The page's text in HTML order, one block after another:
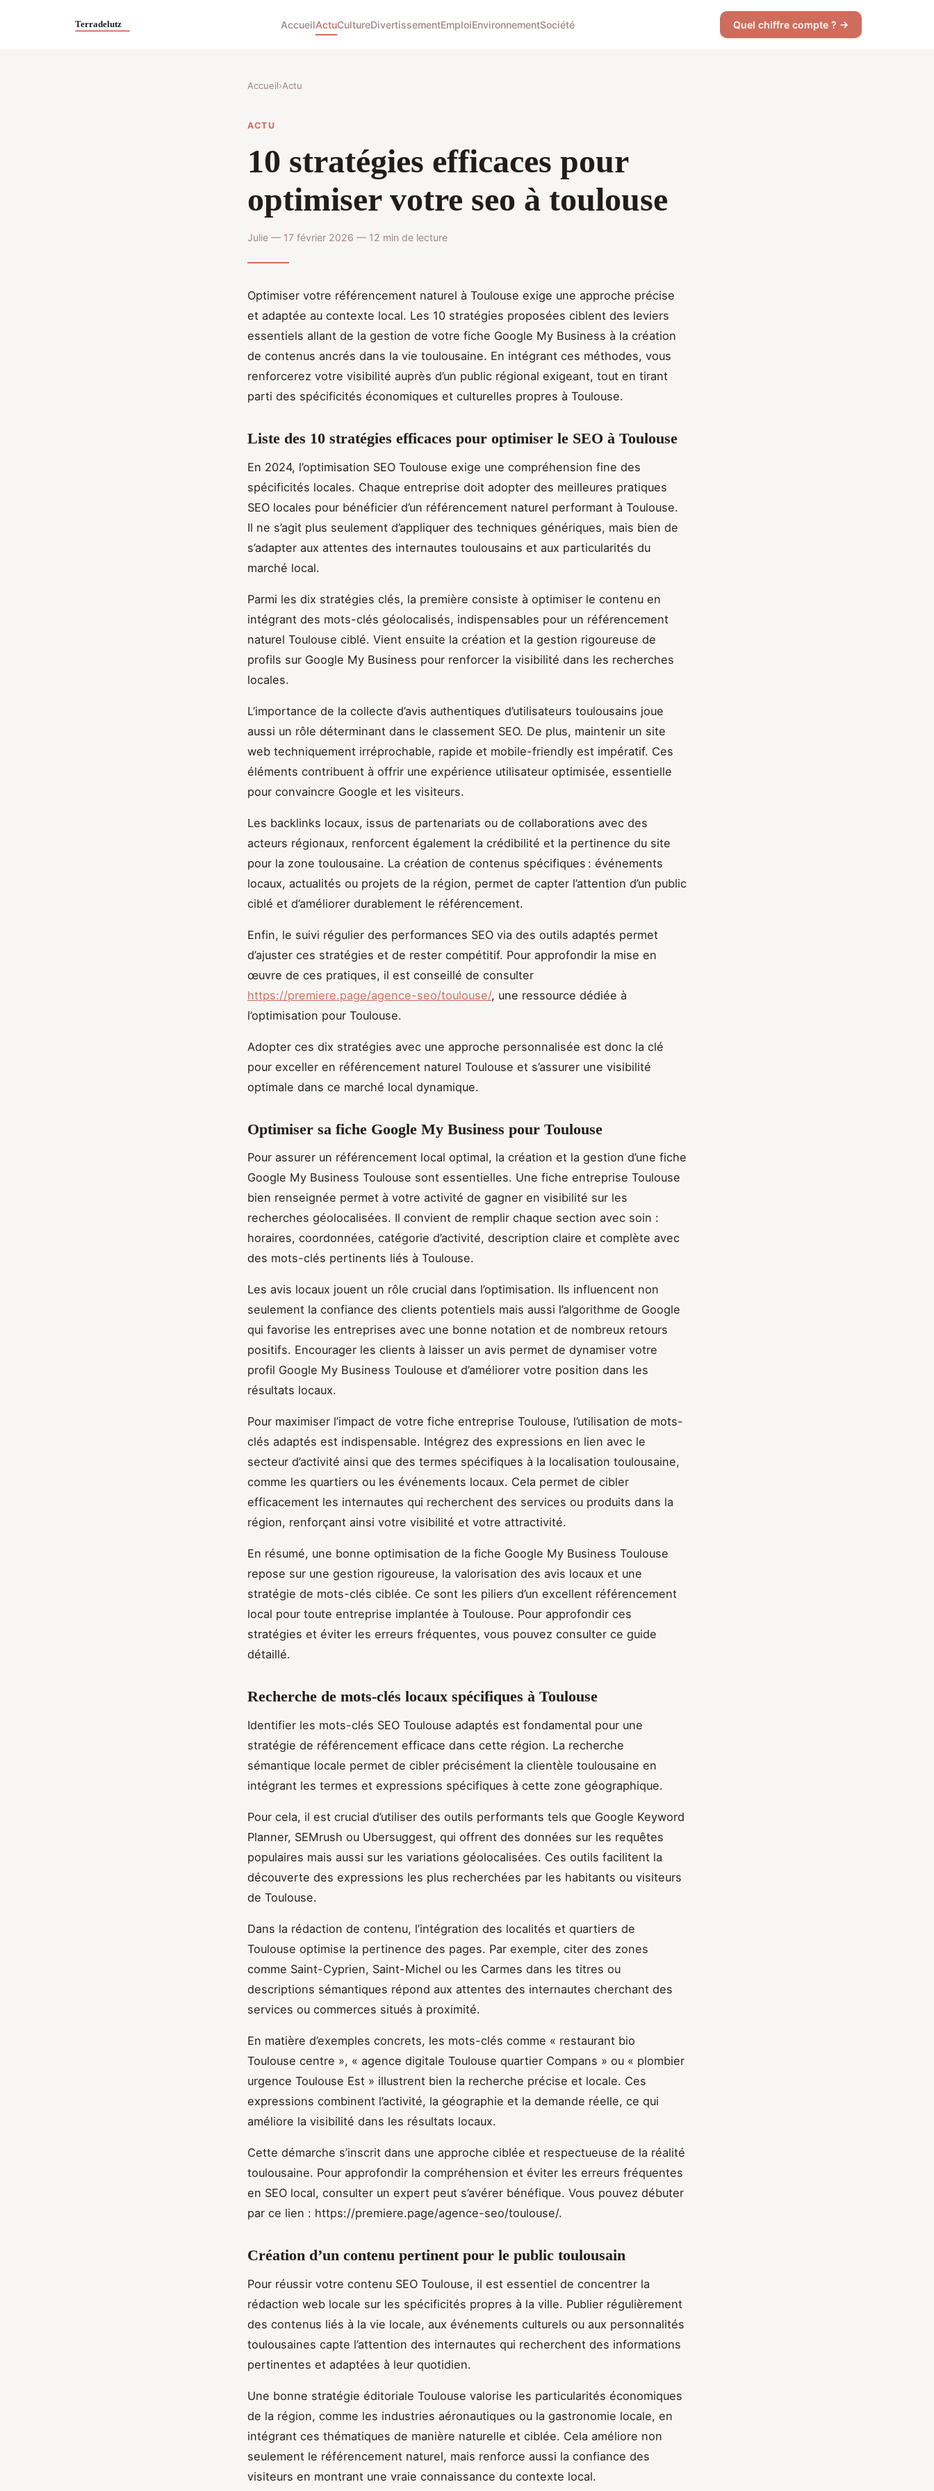
AccueilActuCultureDivertissementEmploiEnvironnementSociété Quel chiffre compte ? →
Accueil›Actu
ACTU
10 stratégies efficaces pour
optimiser votre seo à toulouse
Julie — 17 février 2026 — 12 min de lecture
Optimiser votre référencement naturel à Toulouse exige une approche précise
et adaptée au contexte local. Les 10 stratégies proposées ciblent des leviers
essentiels allant de la gestion de votre fiche Google My Business à la création
de contenus ancrés dans la vie toulousaine. En intégrant ces méthodes, vous
renforcerez votre visibilité auprès d’un public régional exigeant, tout en tirant
parti des spécificités économiques et culturelles propres à Toulouse.
Liste des 10 stratégies efficaces pour optimiser le SEO à Toulouse
En 2024, l’optimisation SEO Toulouse exige une compréhension fine des
spécificités locales. Chaque entreprise doit adopter des meilleures pratiques
SEO locales pour bénéficier d’un référencement naturel performant à Toulouse.
Il ne s’agit plus seulement d’appliquer des techniques génériques, mais bien de
s’adapter aux attentes des internautes toulousains et aux particularités du
marché local.
Parmi les dix stratégies clés, la première consiste à optimiser le contenu en
intégrant des mots-clés géolocalisés, indispensables pour un référencement
naturel Toulouse ciblé. Vient ensuite la création et la gestion rigoureuse de
profils sur Google My Business pour renforcer la visibilité dans les recherches
locales.
L’importance de la collecte d’avis authentiques d’utilisateurs toulousains joue
aussi un rôle déterminant dans le classement SEO. De plus, maintenir un site
web techniquement irréprochable, rapide et mobile-friendly est impératif. Ces
éléments contribuent à offrir une expérience utilisateur optimisée, essentielle
pour convaincre Google et les visiteurs.
Les backlinks locaux, issus de partenariats ou de collaborations avec des
acteurs régionaux, renforcent également la crédibilité et la pertinence du site
pour la zone toulousaine. La création de contenus spécifiques : événements
locaux, actualités ou projets de la région, permet de capter l’attention d’un public
ciblé et d’améliorer durablement le référencement.
Enfin, le suivi régulier des performances SEO via des outils adaptés permet
d’ajuster ces stratégies et de rester compétitif. Pour approfondir la mise en
œuvre de ces pratiques, il est conseillé de consulter
https://premiere.page/agence-seo/toulouse/, une ressource dédiée à
l’optimisation pour Toulouse.
Adopter ces dix stratégies avec une approche personnalisée est donc la clé
pour exceller en référencement naturel Toulouse et s’assurer une visibilité
optimale dans ce marché local dynamique.
Optimiser sa fiche Google My Business pour Toulouse
Pour assurer un référencement local optimal, la création et la gestion d’une fiche
Google My Business Toulouse sont essentielles. Une fiche entreprise Toulouse
bien renseignée permet à votre activité de gagner en visibilité sur les
recherches géolocalisées. Il convient de remplir chaque section avec soin :
horaires, coordonnées, catégorie d’activité, description claire et complète avec
des mots-clés pertinents liés à Toulouse.
Les avis locaux jouent un rôle crucial dans l’optimisation. Ils influencent non
seulement la confiance des clients potentiels mais aussi l’algorithme de Google
qui favorise les entreprises avec une bonne notation et de nombreux retours
positifs. Encourager les clients à laisser un avis permet de dynamiser votre
profil Google My Business Toulouse et d’améliorer votre position dans les
résultats locaux.
Pour maximiser l’impact de votre fiche entreprise Toulouse, l’utilisation de mots-
clés adaptés est indispensable. Intégrez des expressions en lien avec le
secteur d’activité ainsi que des termes spécifiques à la localisation toulousaine,
comme les quartiers ou les événements locaux. Cela permet de cibler
efficacement les internautes qui recherchent des services ou produits dans la
région, renforçant ainsi votre visibilité et votre attractivité.
En résumé, une bonne optimisation de la fiche Google My Business Toulouse
repose sur une gestion rigoureuse, la valorisation des avis locaux et une
stratégie de mots-clés ciblée. Ce sont les piliers d’un excellent référencement
local pour toute entreprise implantée à Toulouse. Pour approfondir ces
stratégies et éviter les erreurs fréquentes, vous pouvez consulter ce guide
détaillé.
Recherche de mots-clés locaux spécifiques à Toulouse
Identifier les mots-clés SEO Toulouse adaptés est fondamental pour une
stratégie de référencement efficace dans cette région. La recherche
sémantique locale permet de cibler précisément la clientèle toulousaine en
intégrant les termes et expressions spécifiques à cette zone géographique.
Pour cela, il est crucial d’utiliser des outils performants tels que Google Keyword
Planner, SEMrush ou Ubersuggest, qui offrent des données sur les requêtes
populaires mais aussi sur les variations géolocalisées. Ces outils facilitent la
découverte des expressions les plus recherchées par les habitants ou visiteurs
de Toulouse.
Dans la rédaction de contenu, l’intégration des localités et quartiers de
Toulouse optimise la pertinence des pages. Par exemple, citer des zones
comme Saint-Cyprien, Saint-Michel ou les Carmes dans les titres ou
descriptions sémantiques répond aux attentes des internautes cherchant des
services ou commerces situés à proximité.
En matière d’exemples concrets, les mots-clés comme « restaurant bio
Toulouse centre », « agence digitale Toulouse quartier Compans » ou « plombier
urgence Toulouse Est » illustrent bien la recherche précise et locale. Ces
expressions combinent l’activité, la géographie et la demande réelle, ce qui
améliore la visibilité dans les résultats locaux.
Cette démarche s’inscrit dans une approche ciblée et respectueuse de la réalité
toulousaine. Pour approfondir la compréhension et éviter les erreurs fréquentes
en SEO local, consulter un expert peut s’avérer bénéfique. Vous pouvez débuter
par ce lien : https://premiere.page/agence-seo/toulouse/.
Création d’un contenu pertinent pour le public toulousain
Pour réussir votre contenu SEO Toulouse, il est essentiel de concentrer la
rédaction web locale sur les spécificités propres à la ville. Publier régulièrement
des contenus liés à la vie locale, aux événements culturels ou aux personnalités
toulousaines capte l’attention des internautes qui recherchent des informations
pertinentes et adaptées à leur quotidien.
Une bonne stratégie éditoriale Toulouse valorise les particularités économiques
de la région, comme les industries aéronautiques ou la gastronomie locale, en
intégrant ces thématiques de manière naturelle et ciblée. Cela améliore non
seulement le référencement naturel, mais renforce aussi la confiance des
visiteurs en montrant une vraie connaissance du contexte local.